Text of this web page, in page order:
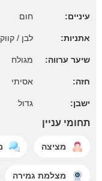
עיניים: חום
אתניות: לבן /
שיער ערווה: מגולח
חזה: אסיתי
ישבן: גדול
תחומי עניין
מציצה
מצלמת גמירה